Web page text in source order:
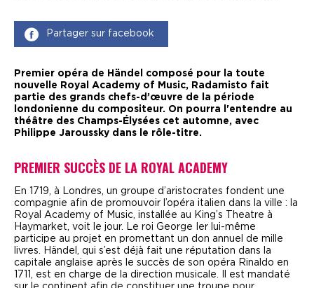
Partager sur facebook
Premier opéra de Händel composé pour la toute
nouvelle Royal Academy of Music, Radamisto fait
partie des grands chefs-d’œuvre de la période
londonienne du compositeur. On pourra l'entendre au
théâtre des Champs-Élysées cet automne, avec
Philippe Jaroussky dans le rôle-titre.
PREMIER SUCCÈS DE LA ROYAL ACADEMY
En 1719, à Londres, un groupe d’aristocrates fondent une
compagnie afin de promouvoir l’opéra italien dans la ville : la
Royal Academy of Music, installée au King’s Theatre à
Haymarket, voit le jour. Le roi George I er lui-même
participe au projet en promettant un don annuel de mille
livres. Händel, qui s’est déjà fait une réputation dans la
capitale anglaise après le succès de son opéra Rinaldo en
1711, est en charge de la direction musicale. Il est mandaté